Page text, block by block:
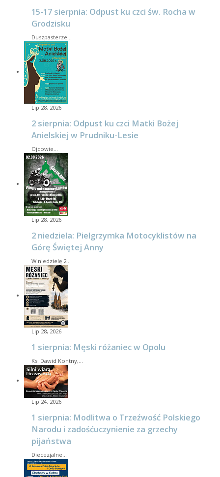
15-17 sierpnia: Odpust ku czci św. Rocha w
Grodzisku
Duszpasterze…
Lip 28, 2026
2 sierpnia: Odpust ku czci Matki Bożej
Anielskiej w Prudniku-Lesie
Ojcowie…
Lip 28, 2026
2 niedziela: Pielgrzymka Motocyklistów na
Górę Świętej Anny
W niedzielę 2…
Lip 28, 2026
1 sierpnia: Męski różaniec w Opolu
Ks. Dawid Kontny,…
Lip 24, 2026
1 sierpnia: Modlitwa o Trzeźwość Polskiego
Narodu i zadośćuczynienie za grzechy
pijaństwa
Diecezjalne…